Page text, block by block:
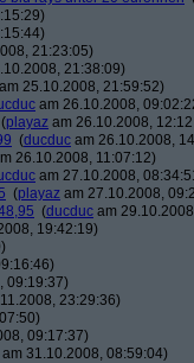
21:23:05)
21:38:09)
am 25.10.2008, 21:59:52)
am 26.10.2008,
(playaz am 26.10.2008,
(ducduc am 26.10.2008,
26.10.2008, 11:07:12)
am 27.10.2008,
(playaz am 27.10.2008,
(ducduc am
19:42:19)
09:19:37)
23:29:36)
09:17:37)
am 31.10.2008, 08:59:04)